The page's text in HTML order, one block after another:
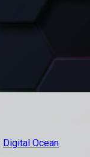
Digital Ocean